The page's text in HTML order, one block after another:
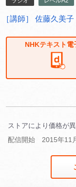
［講師］ 佐藤久美子
NHKテキスト電
ストアにより価格が
配信開始 2015年11